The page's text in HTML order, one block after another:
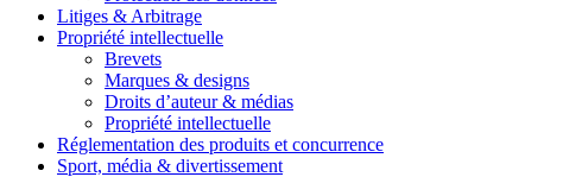
Litiges & Arbitrage
Propriété intellectuelle
Brevets
Marques & designs
Droits d’auteur & médias
Propriété intellectuelle
Réglementation des produits et concurrence
Sport, média & divertissement